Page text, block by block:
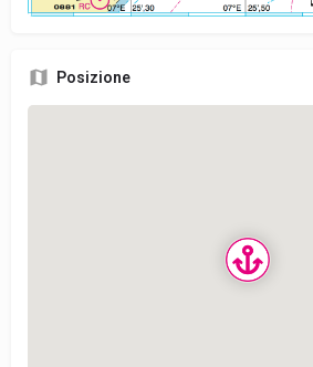
Posizione